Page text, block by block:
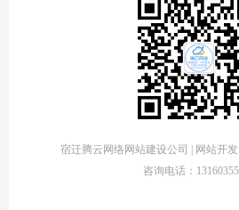
宿迁腾云网络网站建设公司 | 网站开
咨询电话：